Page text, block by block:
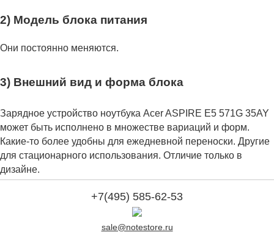
2) Модель блока питания
Они постоянно меняются.
3) Внешний вид и форма блока
Зарядное устройство ноутбука Acer ASPIRE E5 571G 35AY
может быть исполнено в множестве вариаций и форм.
Какие-то более удобны для ежедневной переноски. Другие
для стационарного использования. Отличие только в
дизайне.
+7(495) 585-62-53
sale@notestore.ru